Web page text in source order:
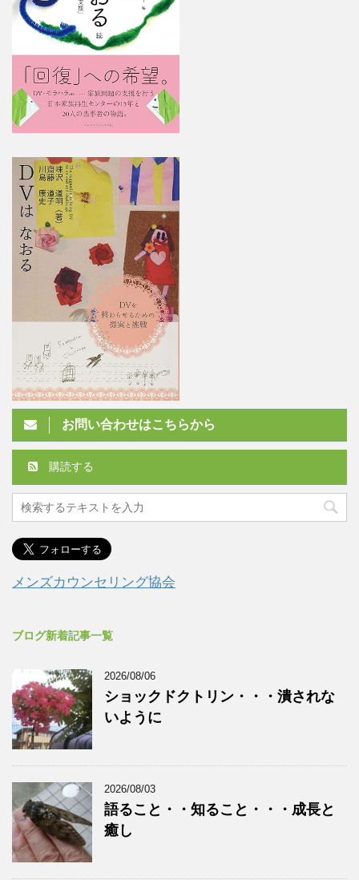
お問い合わせはこちらから
購読する
メンズカウンセリング協会
ブログ新着記事一覧
2026/08/06
ショックドクトリン・・・潰されな
いように
2026/08/03
語ること・・知ること・・・成長と
癒し